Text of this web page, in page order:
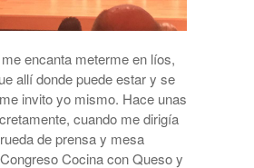
encanta meterme en líos,
allí donde puede estar y se
invito yo mismo. Hace unas
cuando me dirigía
de prensa y mesa
Cocina con Queso y